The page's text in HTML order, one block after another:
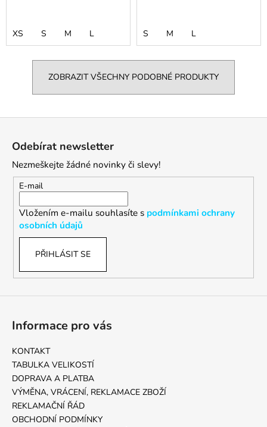
XS S M L S M L
ZOBRAZIT VŠECHNY PODOBNÉ PRODUKTY
Odebírat newsletter
Nezmeškejte žádné novinky či slevy!
E-mail
Vložením e-mailu souhlasíte s podmínkami ochrany
osobních údajů
PŘIHLÁSIT SE
Informace pro vás
KONTAKT
TABULKA VELIKOSTÍ
DOPRAVA A PLATBA
VÝMĚNA, VRÁCENÍ, REKLAMACE ZBOŽÍ
REKLAMAČNÍ ŘÁD
OBCHODNÍ PODMÍNKY